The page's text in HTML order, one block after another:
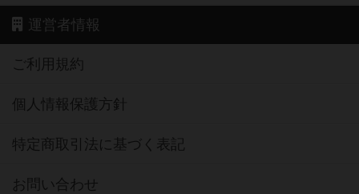
運営者情報
ご利用規約
個人情報保護方針
特定商取引法に基づく表記
お問い合わせ